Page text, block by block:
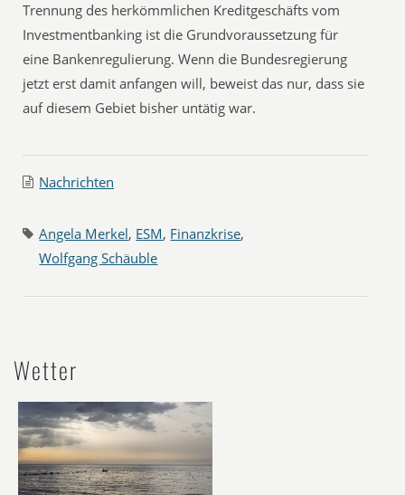
Trennung des herkömmlichen Kreditgeschäfts vom
Investmentbanking ist die Grundvoraussetzung für
eine Bankenregulierung. Wenn die Bundesregierung
jetzt erst damit anfangen will, beweist das nur, dass sie
auf diesem Gebiet bisher untätig war.
Nachrichten
Angela Merkel, ESM, Finanzkrise,
Wolfgang Schäuble
Wetter